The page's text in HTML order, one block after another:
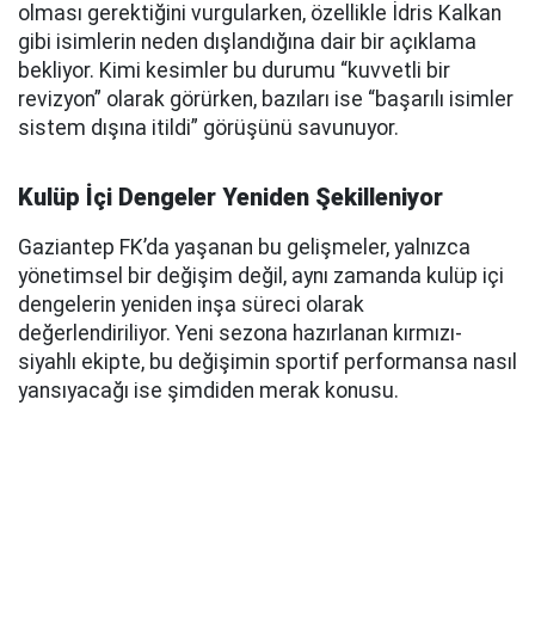
olması gerektiğini vurgularken, özellikle İdris Kalkan
gibi isimlerin neden dışlandığına dair bir açıklama
bekliyor. Kimi kesimler bu durumu “kuvvetli bir
revizyon” olarak görürken, bazıları ise “başarılı isimler
sistem dışına itildi” görüşünü savunuyor.
Kulüp İçi Dengeler Yeniden Şekilleniyor
Gaziantep FK’da yaşanan bu gelişmeler, yalnızca
yönetimsel bir değişim değil, aynı zamanda kulüp içi
dengelerin yeniden inşa süreci olarak
değerlendiriliyor. Yeni sezona hazırlanan kırmızı-
siyahlı ekipte, bu değişimin sportif performansa nasıl
yansıyacağı ise şimdiden merak konusu.